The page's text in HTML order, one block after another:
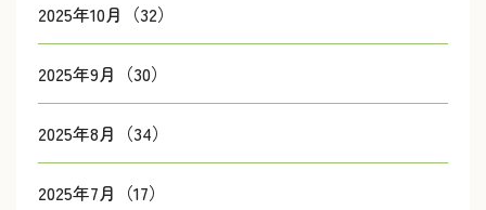
2025年10月（32）
2025年9月（30）
2025年8月（34）
2025年7月（17）